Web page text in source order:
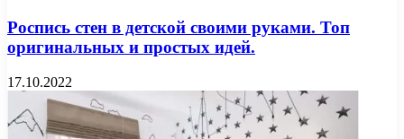
Роспись стен в детской своими руками. Топ
оригинальных и простых идей.
17.10.2022